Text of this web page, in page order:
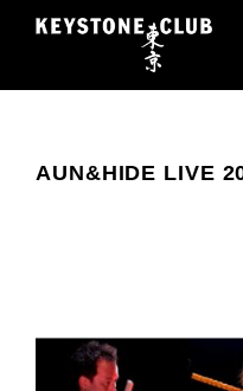
ン
AUN&HIDE LIVE